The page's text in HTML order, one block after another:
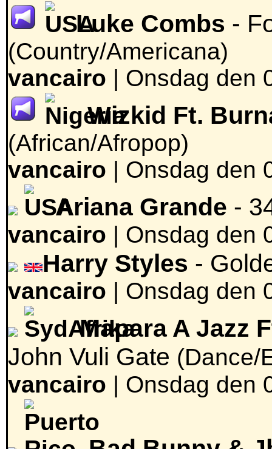
Luke Combs -
(Country/Americana)
vancairo | Onsdag den
Wizkid Ft.
(African/Afropop)
vancairo | Onsdag den
Ariana Grande -
vancairo | Onsdag den
Harry Styles -
vancairo | Onsdag den
Mapara A Jazz
John Vuli Gate (Dance/
vancairo | Onsdag den